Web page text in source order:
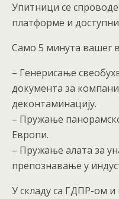
Упитници се
платформе и
Само 5 минута вашег
– Генерисање
документа за
деконтаминацију.
– Пружање
Европи.
– Пружање алата за
препознавање у
У складу са ГДПР-ом и